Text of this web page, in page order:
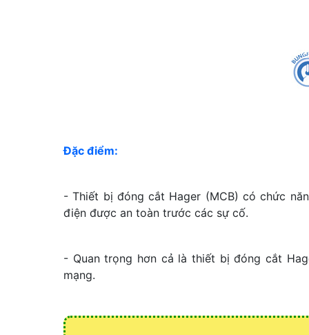
Đặc điểm:
- Thiết bị đóng cắt Hager (MCB) có chức
điện được an toàn trước các sự cố.
- Quan trọng hơn cả là thiết bị đóng cắt
mạng.